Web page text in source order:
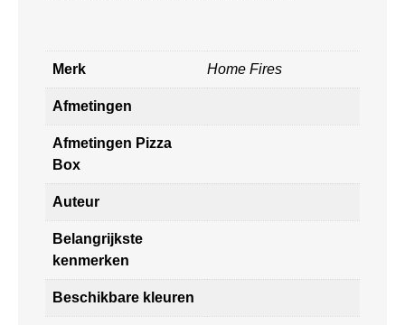
Merk Home Fires
Afmetingen
Afmetingen Pizza
Box
Auteur
Belangrijkste
kenmerken
Beschikbare kleuren